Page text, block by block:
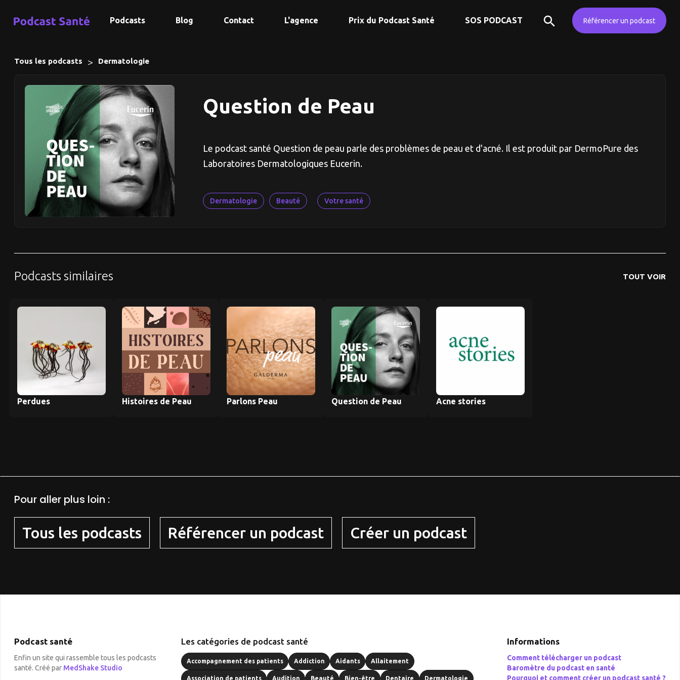
Référencer un podcast
Podcasts Blog Contact L'agence Prix du Podcast Santé SOS PODCAST
Tous les podcasts > Dermatologie
Question de Peau
Le podcast santé Question de peau parle des problèmes de peau et d'acné. Il est produit par DermoPure des
Laboratoires Dermatologiques Eucerin.
Dermatologie Beauté Votre santé
Podcasts similaires TOUT VOIR
Perdues Histoires de Peau Parlons Peau Question de Peau Acne stories
Pour aller plus loin :
Tous les podcasts Référencer un podcast Créer un podcast
Podcast santé
Enfin un site qui rassemble tous les podcasts
santé. Créé par MedShake Studio
Les catégories de podcast santé
Accompagnement des patients Addiction Aidants Allaitement
Association de patients Audition Beauté Bien-être Dentaire Dermatologie
Informations
Comment télécharger un podcast
Baromètre du podcast en santé
Pourquoi et comment créer un podcast santé ?